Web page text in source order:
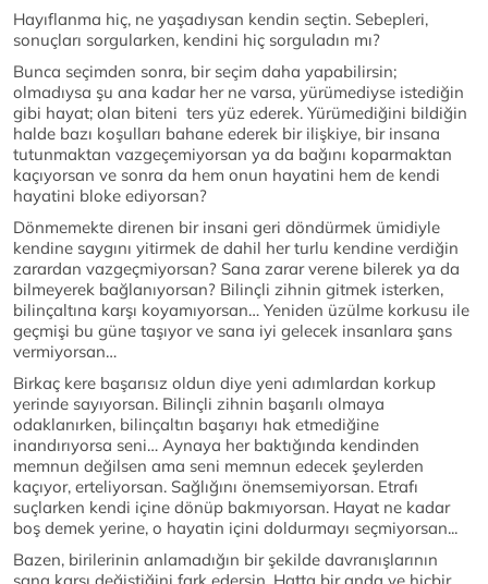
Hayıflanma hiç, ne yaşadıysan kendin seçtin. Sebepleri,
sonuçları sorgularken, kendini hiç sorguladın mı?
Bunca seçimden sonra, bir seçim daha yapabilirsin;
olmadıysa şu ana kadar her ne varsa, yürümediyse istediğin
gibi hayat; olan biteni ters yüz ederek. Yürümediğini bildiğin
halde bazı koşulları bahane ederek bir ilişkiye, bir insana
tutunmaktan vazgeçemiyorsan ya da bağını koparmaktan
kaçıyorsan ve sonra da hem onun hayatini hem de kendi
hayatini bloke ediyorsan?
Dönmemekte direnen bir insani geri döndürmek ümidiyle
kendine saygını yitirmek de dahil her turlu kendine verdiğin
zarardan vazgeçmiyorsan? Sana zarar verene bilerek ya da
bilmeyerek bağlanıyorsan? Bilinçli zihnin gitmek isterken,
bilinçaltına karşı koyamıyorsan… Yeniden üzülme korkusu ile
geçmişi bu güne taşıyor ve sana iyi gelecek insanlara şans
vermiyorsan…
Birkaç kere başarısız oldun diye yeni adımlardan korkup
yerinde sayıyorsan. Bilinçli zihnin başarılı olmaya
odaklanırken, bilinçaltın başarıyı hak etmediğine
inandırıyorsa seni… Aynaya her baktığında kendinden
memnun değilsen ama seni memnun edecek şeylerden
kaçıyor, erteliyorsan. Sağlığını önemsemiyorsan. Etrafı
suçlarken kendi içine dönüp bakmıyorsan. Hayat ne kadar
boş demek yerine, o hayatin içini doldurmayı seçmiyorsan...
Bazen, birilerinin anlamadığın bir şekilde davranışlarının